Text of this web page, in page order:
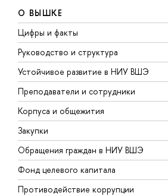
О ВЫШКЕ
Цифры и факты
Руководство и структура
Устойчивое развитие в НИУ ВШЭ
Преподаватели и сотрудники
Корпуса и общежития
Закупки
Обращения граждан в НИУ ВШЭ
Фонд целевого капитала
Противодействие коррупции